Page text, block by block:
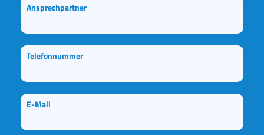
Ansprechpartner
Telefonnummer
E-Mail